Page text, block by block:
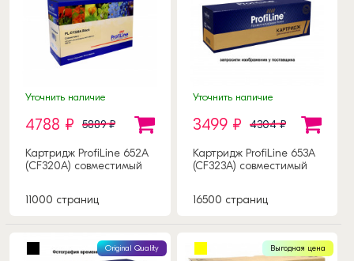
Уточнить наличие
4788 ₽ 5889 ₽
Картридж ProfiLine 652А
(CF320A) совместимый
11000 страниц
Уточнить наличие
3499 ₽ 4304 ₽
Картридж ProfiLine 653A
(CF323A) совместимый
16500 страниц
Original Quality Выгодная цена